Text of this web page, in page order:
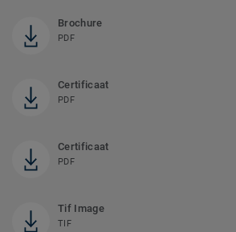
Brochure
PDF
Certificaat
PDF
Certificaat
PDF
Tif Image
TIF